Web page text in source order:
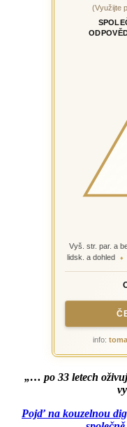
(Využijte
Vyš. str. par. a
lidsk. a dohled
♦
info:
„… po 33 letech
Pojď na kouzelnou